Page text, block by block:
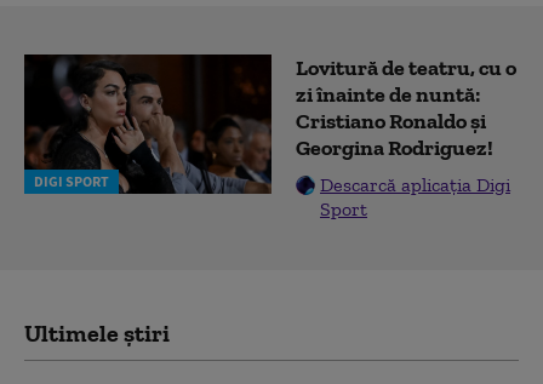
DIGI SPORT
Lovitură de teatru, cu o
zi înainte de nuntă:
Cristiano Ronaldo și
Georgina Rodriguez!
Descarcă aplicația Digi
Sport
Ultimele știri